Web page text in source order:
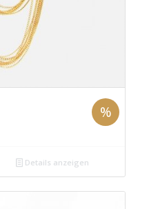
%
Details anzeigen